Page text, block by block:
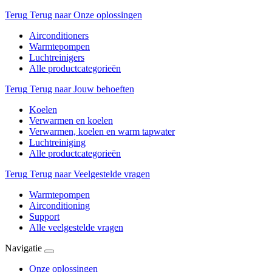
Terug Terug naar Onze oplossingen
Airconditioners
Warmtepompen
Luchtreinigers
Alle productcategorieën
Terug Terug naar Jouw behoeften
Koelen
Verwarmen en koelen
Verwarmen, koelen en warm tapwater
Luchtreiniging
Alle productcategorieën
Terug Terug naar Veelgestelde vragen
Warmtepompen
Airconditioning
Support
Alle veelgestelde vragen
Navigatie
Onze oplossingen